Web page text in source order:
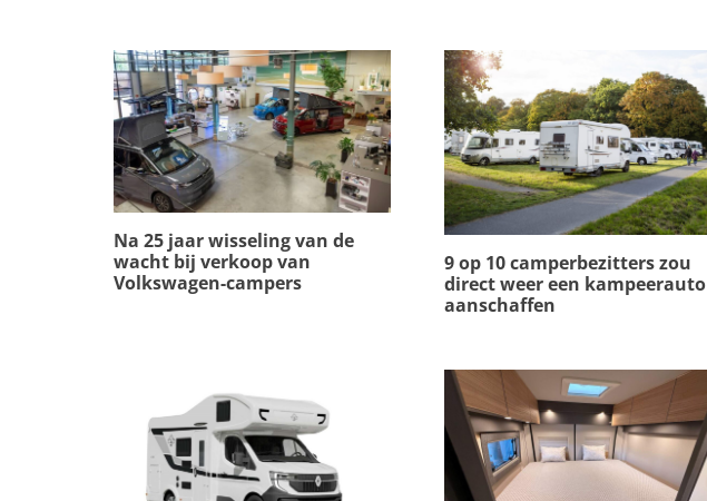
Na 25 jaar wisseling van de
wacht bij verkoop van
Volkswagen-campers
9 op 10 camperbezitters zou
direct weer een kampeerauto
aanschaffen